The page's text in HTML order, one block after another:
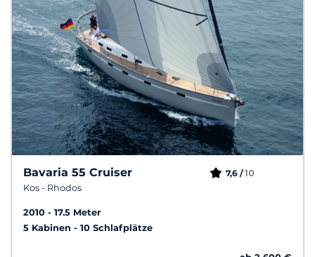
Bavaria 55 Cruiser
Kos - Rhodos
7,6 /10
2010
17.5 Meter
5 Kabinen
10 Schlafplätze